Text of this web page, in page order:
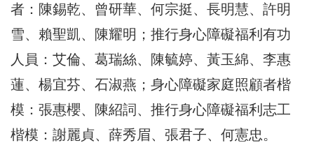
者：陳錫乾、曾研華、何宗挺、長明慧、許明
雪、賴聖凱、陳耀明；推行身心障礙福利有功
人員：艾倫、葛瑞絲、陳毓婷、黃玉綿、李惠
蓮、楊宜芬、石淑燕；身心障礙家庭照顧者楷
模：張惠櫻、陳紹詞、推行身心障礙福利志工
楷模：謝麗貞、薛秀眉、張君子、何憲忠。